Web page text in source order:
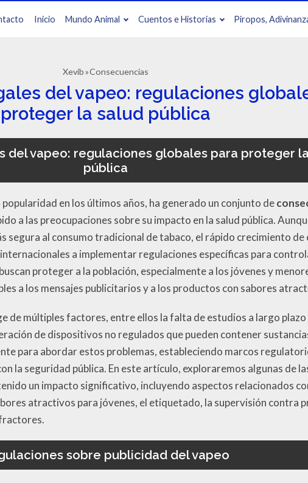
Inicio Mundo Animal Cuentos e Historias Piropos,
Xevib Consecuencias
del vapeo: regulaciones
proteger la salud pública
del vapeo: regulaciones globales para proteger
pública
en los últimos años, ha generado un conjunto de
a las preocupaciones sobre su impacto en la salud pública.
segura al consumo tradicional de tabaco, el rápido crecimiento
a implementar regulaciones específicas para
proteger a la población, especialmente a los jóvenes y
a los mensajes publicitarios y a los productos con sabores
de múltiples factores, entre ellos la falta de estudios a largo plazo
de dispositivos no regulados que pueden contener
para abordar estos problemas, estableciendo marcos
la seguridad pública. En este artículo, exploraremos algunas de
un impacto significativo, incluyendo aspectos relacionados
atractivos para jóvenes, el etiquetado, la supervisión contra
sobre publicidad del vapeo